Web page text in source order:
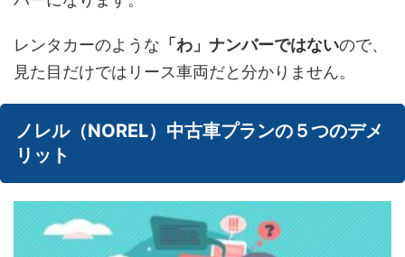
レンタカーのような 「わ」ナンバーではないので、
見た目だけではリース車両だと分かりません。
ノレル（NOREL）中古車プランの５つのデメ
リット